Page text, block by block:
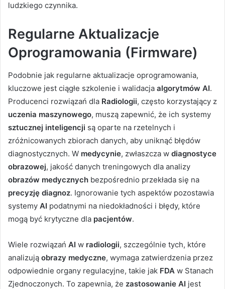
ludzkiego czynnika.
Regularne Aktualizacje
Oprogramowania (Firmware)
Podobnie jak regularne aktualizacje oprogramowania,
kluczowe jest ciągłe szkolenie i walidacja algorytmów AI.
Producenci rozwiązań dla Radiologii, często korzystający z
uczenia maszynowego, muszą zapewnić, że ich systemy
sztucznej inteligencji są oparte na rzetelnych i
zróżnicowanych zbiorach danych, aby uniknąć błędów
diagnostycznych. W medycynie, zwłaszcza w diagnostyce
obrazowej, jakość danych treningowych dla analizy
obrazów medycznych bezpośrednio przekłada się na
precyzję diagnoz. Ignorowanie tych aspektów pozostawia
systemy AI podatnymi na niedokładności i błędy, które
mogą być krytyczne dla pacjentów.
Wiele rozwiązań AI w radiologii, szczególnie tych, które
analizują obrazy medyczne, wymaga zatwierdzenia przez
odpowiednie organy regulacyjne, takie jak FDA w Stanach
Zjednoczonych. To zapewnia, że zastosowanie AI jest